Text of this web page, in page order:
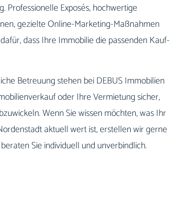
Exposés, hochwertige
gezielte Online-Marketing-Maßnahmen
dass Ihre Immobilie die passenden Kauf-
Betreuung stehen bei DEBUS Immobilien
oder Ihre Vermietung sicher,
Wenn Sie wissen möchten, was Ihr
aktuell wert ist, erstellen wir gerne
Sie individuell und unverbindlich.